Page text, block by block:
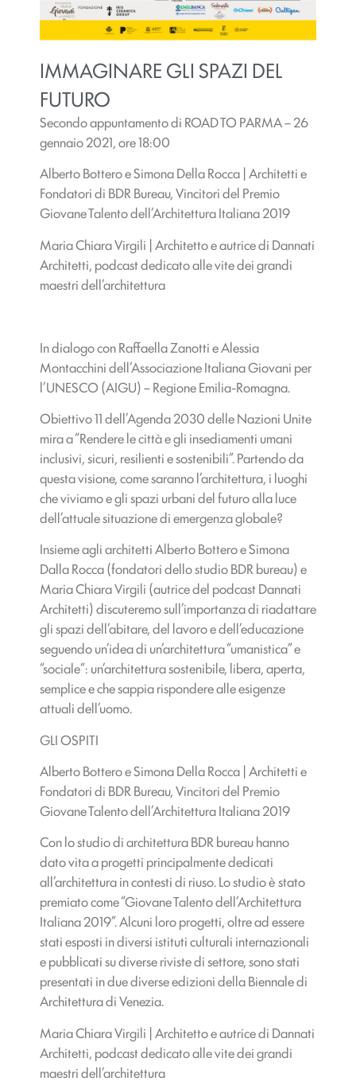
IMMAGINARE GLI SPAZI DEL
FUTURO
Secondo appuntamento di ROAD TO PARMA – 26
gennaio 2021, ore 18:00
Alberto Bottero e Simona Della Rocca | Architetti e
Fondatori di BDR Bureau, Vincitori del Premio
Giovane Talento dell’Architettura Italiana 2019
Maria Chiara Virgili | Architetto e autrice di Dannati
Architetti, podcast dedicato alle vite dei grandi
maestri dell’architettura
In dialogo con Raffaella Zanotti e Alessia
Montacchini dell’Associazione Italiana Giovani per
l’UNESCO (AIGU) – Regione Emilia-Romagna.
Obiettivo 11 dell’Agenda 2030 delle Nazioni Unite
mira a “Rendere le città e gli insediamenti umani
inclusivi, sicuri, resilienti e sostenibili”. Partendo da
questa visione, come saranno l’architettura, i luoghi
che viviamo e gli spazi urbani del futuro alla luce
dell’attuale situazione di emergenza globale?
Insieme agli architetti Alberto Bottero e Simona
Dalla Rocca (fondatori dello studio BDR bureau) e
Maria Chiara Virgili (autrice del podcast Dannati
Architetti) discuteremo sull’importanza di riadattare
gli spazi dell’abitare, del lavoro e dell’educazione
seguendo un’idea di un’architettura “umanistica” e
“sociale”: un’architettura sostenibile, libera, aperta,
semplice e che sappia rispondere alle esigenze
attuali dell’uomo.
GLI OSPITI
Alberto Bottero e Simona Della Rocca | Architetti e
Fondatori di BDR Bureau, Vincitori del Premio
Giovane Talento dell’Architettura Italiana 2019
Con lo studio di architettura BDR bureau hanno
dato vita a progetti principalmente dedicati
all’architettura in contesti di riuso. Lo studio è stato
premiato come “Giovane Talento dell’Architettura
Italiana 2019”. Alcuni loro progetti, oltre ad essere
stati esposti in diversi istituti culturali internazionali
e pubblicati su diverse riviste di settore, sono stati
presentati in due diverse edizioni della Biennale di
Architettura di Venezia.
Maria Chiara Virgili | Architetto e autrice di Dannati
Architetti, podcast dedicato alle vite dei grandi
maestri dell’architettura